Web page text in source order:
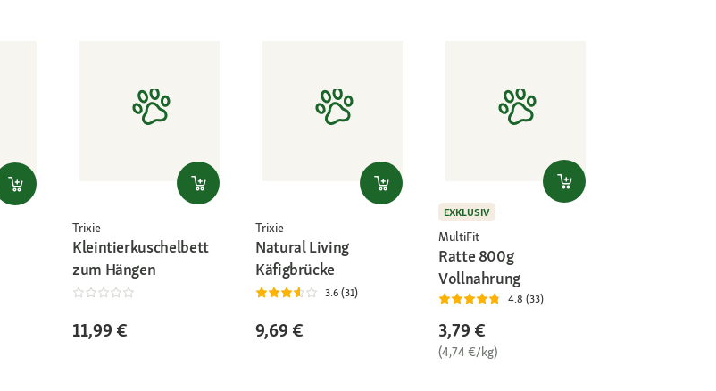
Trixie
Kleintierkuschelbett
zum Hängen
11,99 €
Trixie
Natural Living
Käfigbrücke
3.6 (31)
9,69 €
EXKLUSIV
MultiFit
Ratte 800g
Vollnahrung
4.8 (33)
3,79 €
(4,74 €/kg)